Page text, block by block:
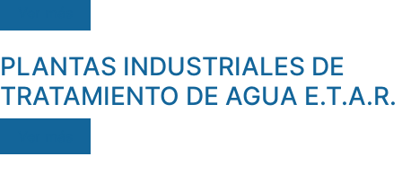
PLANTAS INDUSTRIALES DE
TRATAMIENTO DE AGUA E.T.A.R.